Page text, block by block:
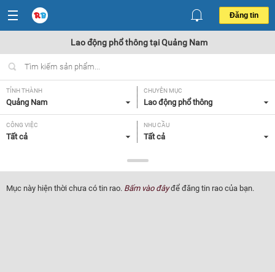
Đăng tin
Lao động phổ thông tại Quảng Nam
TỈNH THÀNH
Quảng Nam
CHUYÊN MỤC
Lao động phổ thông
CÔNG VIỆC
Tất cả
NHU CẦU
Tất cả
Tất cả
Mục này hiện thời chưa có tin rao. Bấm vào đâyđể đăng tin rao của bạn.